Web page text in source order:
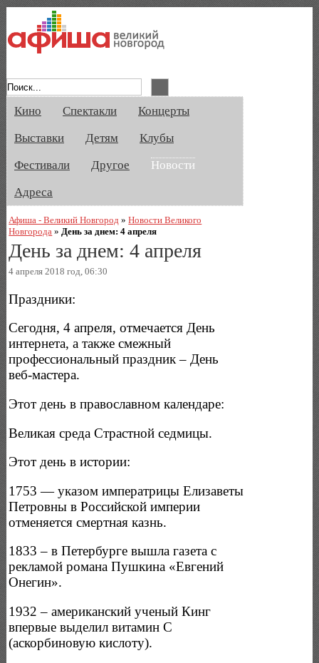
Кино Спектакли
Концерты
Выставки
Детям
Клубы
Фестивали
Другое
Новости
Адреса
Афиша - Великий Новгород »Новости Великого
Новгорода » День за днем: 4 апреля
День за днем: 4 апреля
4 апреля 2018 год, 06:30
Праздники:
Сегодня, 4 апреля, отмечается День
интернета, а также смежный
профессиональный праздник – День
веб-мастера.
Этот день в православном календаре:
Великая среда Страстной седмицы.
Этот день в истории:
1753 — указом императрицы Елизаветы
Петровны в Российской империи
отменяется смертная казнь.
1833 – в Петербурге вышла газета с
рекламой романа Пушкина «Евгений
Онегин».
1932 – американский ученый Кинг
впервые выделил витамин C
(аскорбиновую кислоту).